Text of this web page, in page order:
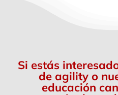
Si estás
de agility o
educación